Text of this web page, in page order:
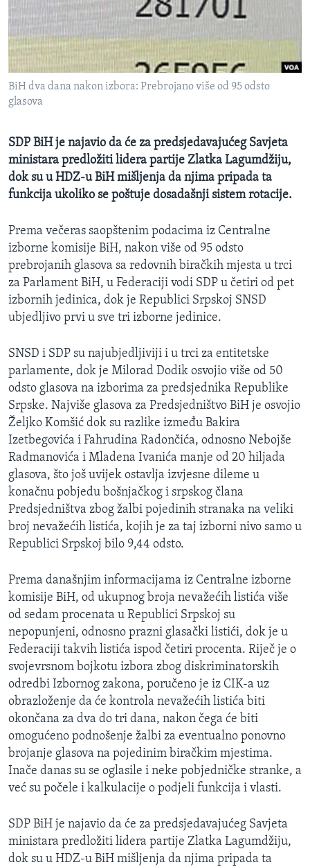
MAGAZIN
O GLASU AMERIKE
Learning English
Jezici
BiH dva dana nakon izbora: Prebrojano više od 95 odsto
glasova
SDP BiH je najavio da će za predsjedavajućeg Savjeta
ministara predložiti lidera partije Zlatka Lagumdžiju,
dok su u HDZ-u BiH mišljenja da njima pripada ta
funkcija ukoliko se poštuje dosadašnji sistem rotacije.
Prema večeras saopštenim podacima iz Centralne
izborne komisije BiH, nakon više od 95 odsto
prebrojanih glasova sa redovnih biračkih mjesta u trci
za Parlament BiH, u Federaciji vodi SDP u četiri od pet
izbornih jedinica, dok je Republici Srpskoj SNSD
ubjedljivo prvi u sve tri izborne jedinice.
SNSD i SDP su najubjedljiviji i u trci za entitetske
parlamente, dok je Milorad Dodik osvojio više od 50
odsto glasova na izborima za predsjednika Republike
Srpske. Najviše glasova za Predsjedništvo BiH je osvojio
Željko Komšić dok su razlike između Bakira
Izetbegovića i Fahrudina Radončića, odnosno Nebojše
Radmanovića i Mladena Ivanića manje od 20 hiljada
glasova, što još uvijek ostavlja izvjesne dileme u
konačnu pobjedu bošnjačkog i srpskog člana
Predsjedništva zbog žalbi pojedinih stranaka na veliki
broj nevažećih listića, kojih je za taj izborni nivo samo u
Republici Srpskoj bilo 9,44 odsto.
Prema današnjim informacijama iz Centralne izborne
komisije BiH, od ukupnog broja nevažećih listića više
od sedam procenata u Republici Srpskoj su
nepopunjeni, odnosno prazni glasački listići, dok je u
Federaciji takvih listića ispod četiri procenta. Riječ je o
svojevrsnom bojkotu izbora zbog diskriminatorskih
odredbi Izbornog zakona, poručeno je iz CIK-a uz
obrazloženje da će kontrola nevažećih listića biti
okončana za dva do tri dana, nakon čega će biti
omogućeno podnošenje žalbi za eventualno ponovno
brojanje glasova na pojedinim biračkim mjestima.
Inače danas su se oglasile i neke pobjedničke stranke, a
već su počele i kalkulacije o podjeli funkcija i vlasti.
SDP BiH je najavio da će za predsjedavajućeg Savjeta
ministara predložiti lidera partije Zlatka Lagumdžiju,
dok su u HDZ-u BiH mišljenja da njima pripada ta